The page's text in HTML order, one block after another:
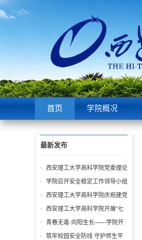
首页 学院概况
最新发布
西安理工大学高科学院党委理论
中心组第6次学习聚焦“潜绩”与
“显绩”
学院召开安全稳定工作领导小组
会议 全面部署暑期及秋季开学
校园安全工作
西安理工大学高科学院庆祝建党
105周年暨“七一”表彰大会圆满
举行
西安理工大学高科学院开展“七
一”前夕走访慰问困难学生党员
活动
青春无毒·向阳生长——学院开
展“6・26”国际禁毒日沉浸式主
筑牢校园安全防线 守护师生平